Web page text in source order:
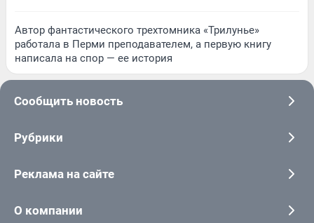
Автор фантастического трехтомника «Трилунье»
работала в Перми преподавателем, а первую книгу
написала на спор — ее история
Сообщить новость
Рубрики
Реклама на сайте
О компании